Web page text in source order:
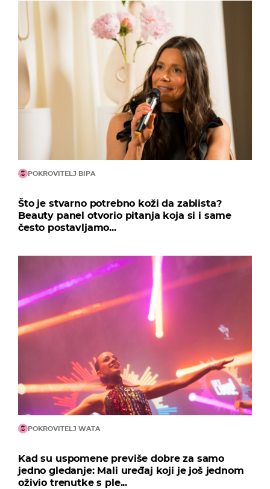
POKROVITELJ BIPA
Što je stvarno potrebno koži da zablista?
Beauty panel otvorio pitanja koja si i same
često postavljamo...
POKROVITELJ WATA
Kad su uspomene previše dobre za samo
jedno gledanje: Mali uređaj koji je još jednom
oživio trenutke s ple...